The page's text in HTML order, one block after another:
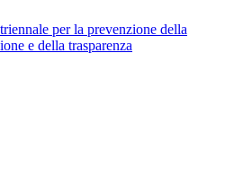
per la prevenzione della
e della trasparenza